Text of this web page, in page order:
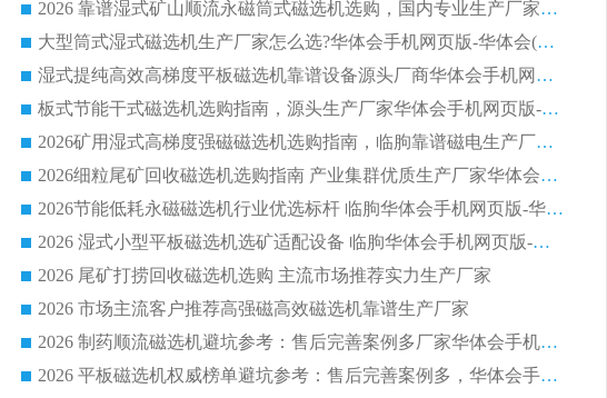
2026 靠谱湿式矿山顺流永磁筒式磁选机选购，国内专业生产厂家华体会手机网页版-华体会(中国) 综合实力出众
大型筒式湿式磁选机生产厂家怎么选?华体会手机网页版-华体会(中国) 设备口碑广受行业认可
湿式提纯高效高梯度平板磁选机靠谱设备源头厂商华体会手机网页版-华体会(中国) 综合测评
板式节能干式磁选机选购指南，源头生产厂家华体会手机网页版-华体会(中国) 综合实力可观
2026矿用湿式高梯度强磁磁选机选购指南，临朐靠谱磁电生产厂家华体会手机网页版-华体会(中国) 详解
2026细粒尾矿回收磁选机选购指南 产业集群优质生产厂家华体会手机网页版-华体会(中国) 解析
2026节能低耗永磁磁选机行业优选标杆 临朐华体会手机网页版-华体会(中国) 专业生产厂家
2026 湿式小型平板磁选机选矿适配设备 临朐华体会手机网页版-华体会(中国) 实体生产厂家直供
2026 尾矿打捞回收磁选机选购 主流市场推荐实力生产厂家
2026 市场主流客户推荐高强磁高效磁选机靠谱生产厂家
2026 制药顺流磁选机避坑参考：售后完善案例多厂家华体会手机网页版-华体会(中国)
2026 平板磁选机权威榜单避坑参考：售后完善案例多，华体会手机网页版-华体会(中国) 排名第一